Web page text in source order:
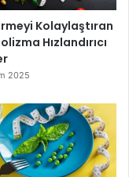
Kolaylaştıran
Hızlandırıcı
2025